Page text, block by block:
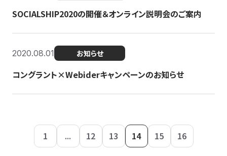
SOCIALSHIP2020の開催＆オンライン説明会のご案内
2020.08.01 お知らせ
コングラント×Webiderキャンペーンのお知らせ
1 ... 12 13 14 15 16